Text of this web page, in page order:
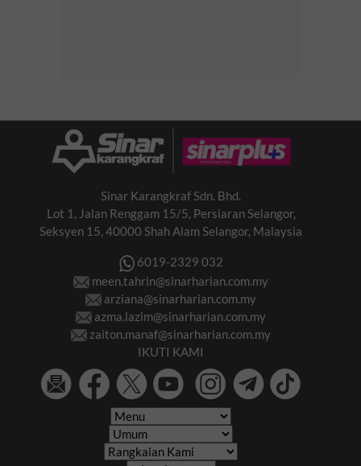
Sinar Karangkraf Sdn. Bhd.
Lot 1, Jalan Renggam 15/5, Persiaran Selangor,
Seksyen 15, 40000 Shah Alam Selangor, Malaysia
6019-2329 032
meen.tahrin@sinarharian.com.my
arziana@sinarharian.com.my
azma.lazim@sinarharian.com.my
zaiton.manaf@sinarharian.com.my
IKUTI KAMI